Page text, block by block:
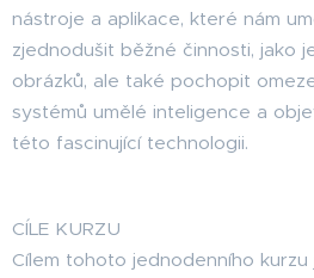
nástroje a aplikace, které nám
zjednodušit běžné činnosti, jako
obrázků, ale také pochopit
systémů umělé inteligence a
této fascinující technologii.
CÍLE KURZU
Cílem tohoto jednodenního